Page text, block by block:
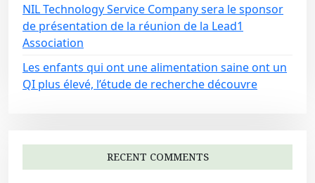
NIL Technology Service Company sera le sponsor
de présentation de la réunion de la Lead1
Association
Les enfants qui ont une alimentation saine ont un
QI plus élevé, l’étude de recherche découvre
RECENT COMMENTS